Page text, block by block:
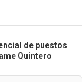
de puestos
Quintero